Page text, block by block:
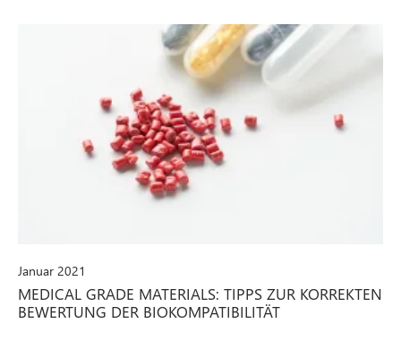
Januar 2021
MEDICAL GRADE MATERIALS: TIPPS ZUR KORREKTEN
BEWERTUNG DER BIOKOMPATIBILITÄT